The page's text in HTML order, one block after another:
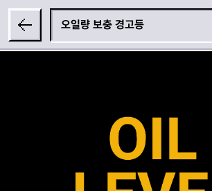
오일량 보충 경고등